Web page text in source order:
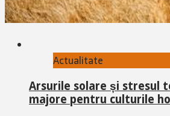
Actualitate
Arsurile solare și stresul
majore pentru culturile